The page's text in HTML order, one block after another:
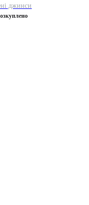
джинси